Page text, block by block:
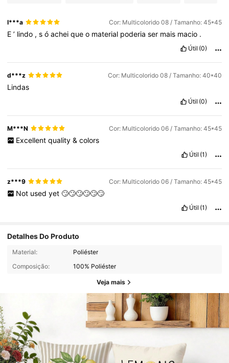
I***a Cor: Multicolorido 08 / Tamanho: 45*45
E’ lindo ,sóacheiqueo material poderiaser mais macio .
Útil (0)
d***z Cor: Multicolorido 08 / Tamanho: 40*40
Lindas
Útil (0)
M***N Cor: Multicolorido 06 / Tamanho: 45*45
Excellent quality & colors
Útil (1)
z***9 Cor: Multicolorido 06 / Tamanho: 45*45
Not used yet 🙄🙄🙄🙄🙄🙄
Útil (1)
Detalhes Do Produto
Material:
Poliéster
Composição:
100% Poliéster
Veja mais